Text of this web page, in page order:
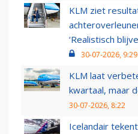
KLM ziet
‘Realistisch
30-07-2026, 9:29
KLM laat
kwartaal, maar
30-07-2026, 8:22
Icelandair